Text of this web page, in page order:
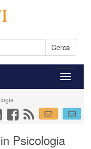
Cerca
Psicologia